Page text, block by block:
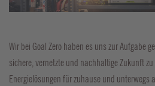
Wir bei Goal Zero haben es uns zur Aufgabe
sichere, vernetzte und nachhaltige Zukunft
Energielösungen für zuhause und unterwegs